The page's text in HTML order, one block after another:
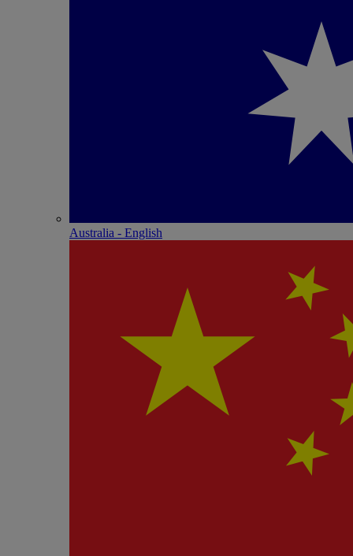
Australia - English